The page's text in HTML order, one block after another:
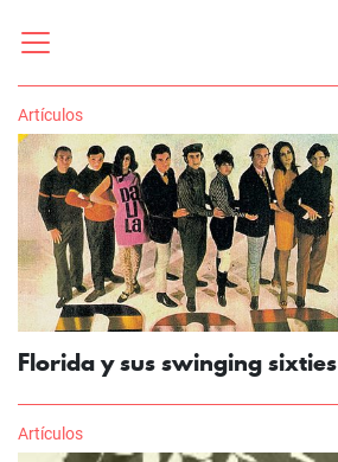
Artículos
Florida y sus swinging sixties
Artículos